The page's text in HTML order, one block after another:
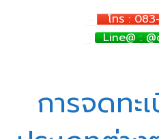
โทร :
Line@ :
การจดทะ